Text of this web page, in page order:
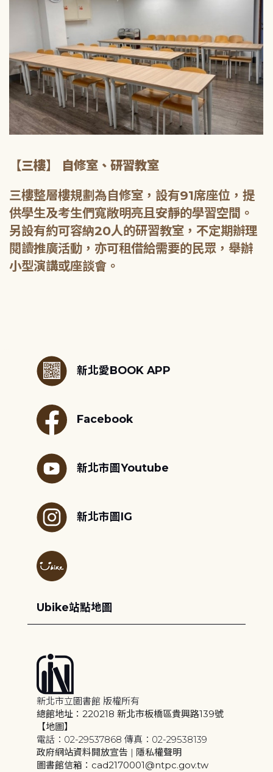
【三樓】 自修室、研習教室
三樓整層樓規劃為自修室，設有91席座位，提
供學生及考生們寬敞明亮且安靜的學習空間。
另設有約可容納20人的研習教室，不定期辦理
閱讀推廣活動，亦可租借給需要的民眾，舉辦
小型演講或座談會。
新北愛BOOK APP
Facebook
新北市圖Youtube
新北市圖IG
Ubike站點地圖
新北市立圖書館 版權所有
總館地址：220218 新北市板橋區貴興路139號
【地圖】
電話：02-29537868 傳真：02-29538139
政府網站資料開放宣告 | 隱私權聲明
圖書館信箱：cad2170001@ntpc.gov.tw